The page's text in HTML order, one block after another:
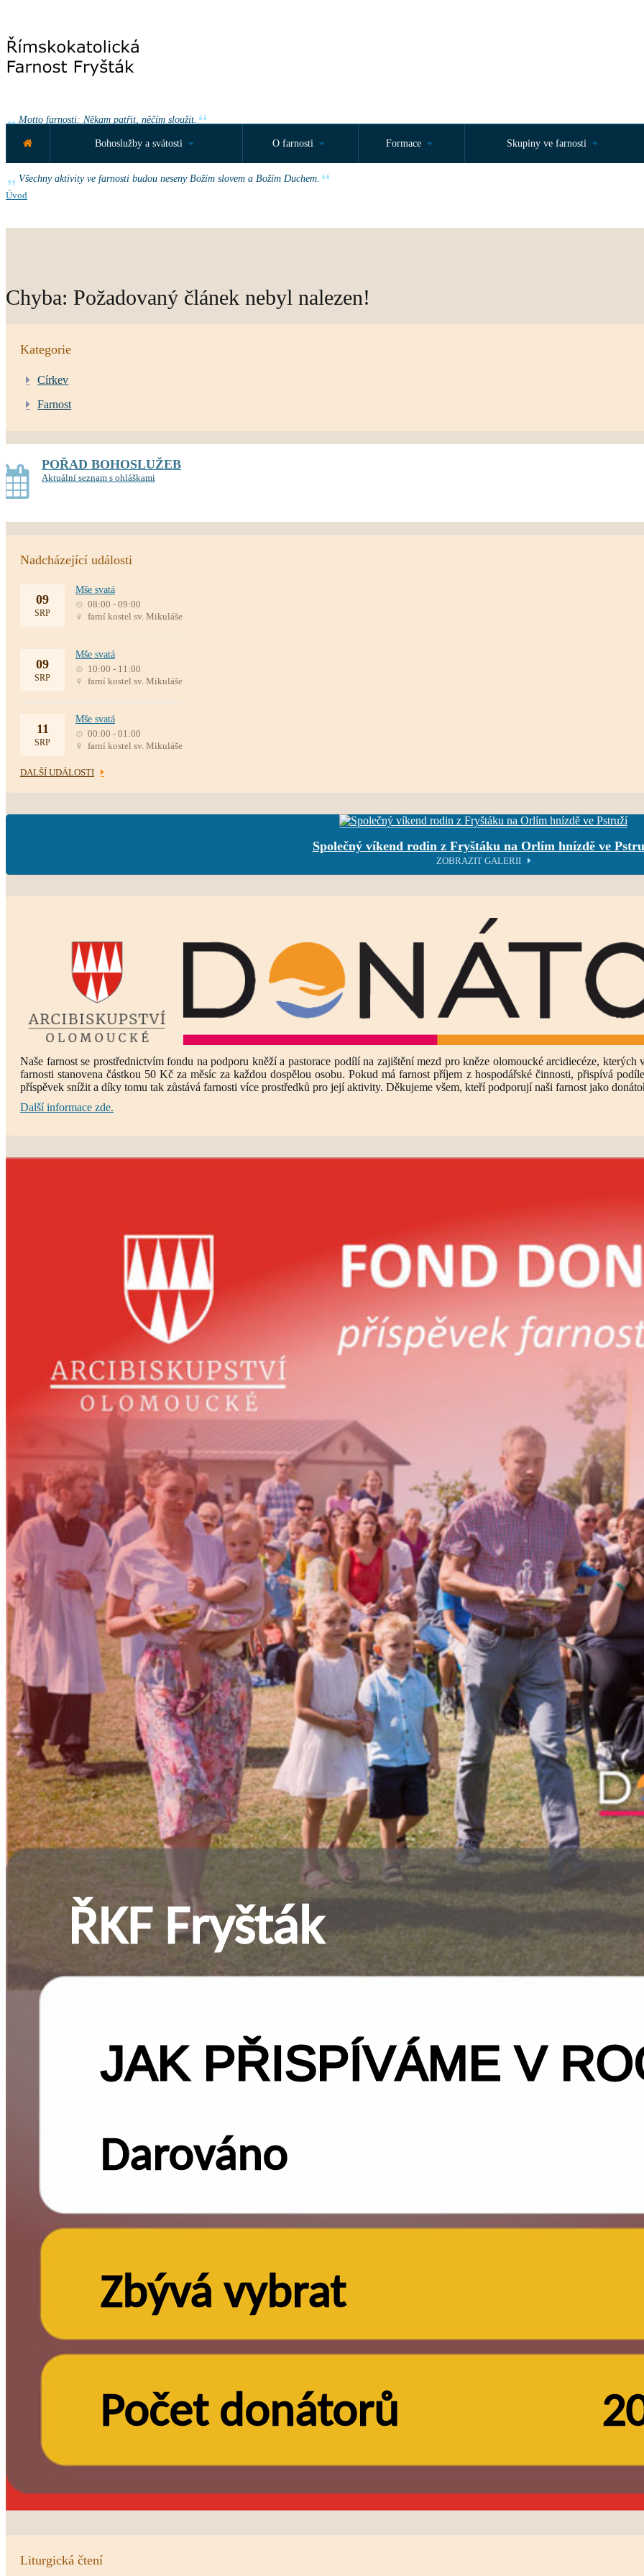
Motto farnosti: Někam patřit, něčím sloužit.
Roční motto farnosti: „Vy také vydávejte svědectví, protože jste se mnou od začátku. Jan 15,27“
Všechny aktivity ve farnosti budou neseny Božím slovem a Božím Duchem.
Bohoslužby a svátosti O farnosti Formace Skupiny ve farnosti
Úvod
Chyba: Požadovaný článek nebyl nalezen!
Kategorie
Církev
Farnost
POŘAD BOHOSLUŽEB
Aktuální seznam s ohláškami
Nadcházející události
09
SRP
Mše svatá
08:00 - 09:00
farní kostel sv. Mikuláše
09
SRP
Mše svatá
10:00 - 11:00
farní kostel sv. Mikuláše
11
SRP
Mše svatá
00:00 - 01:00
farní kostel sv. Mikuláše
DALŠÍ UDÁLOSTI
Společný víkend rodin z Fryštáku na Orlím hnízdě ve
ZOBRAZIT GALERII
Naše farnost se prostřednictvím fondu na podporu kněží a pastorace podílí na zajištění mezd pro kněze olomoucké arcidiecéze,
farnosti stanovena částkou 50 Kč za měsíc za každou dospělou osobu. Pokud má farnost příjem z hospodářské činnosti, přispívá
příspěvek snížit a díky tomu tak zůstává farnosti více prostředků pro její aktivity. Děkujeme všem, kteří podporují naši farnost jako
Další informace zde.
Liturgická čtení